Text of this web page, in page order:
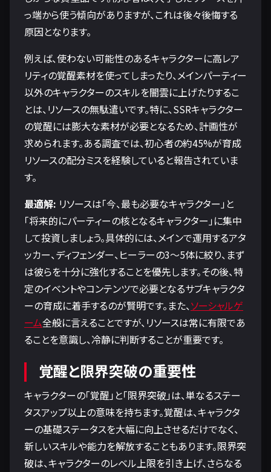
っ端から使う傾向がありますが、これは後々後悔する
原因となります。
例えば、使わない可能性のあるキャラクターに高レア
リティの覚醒素材を使ってしまったり、メインパーティー
以外のキャラクターのスキルを闇雲に上げたりするこ
とは、リソースの無駄遣いです。特に、SSRキャラクター
の覚醒には膨大な素材が必要となるため、計画性が
求められます。ある調査では、初心者の約45%が育成
リソースの配分ミスを経験していると報告されていま
す。
最適解: リソースは「今、最も必要なキャラクター」と
「将来的にパーティーの核となるキャラクター」に集中
して投資しましょう。具体的には、メインで運用するアタ
ッカー、ディフェンダー、ヒーラーの3～5体に絞り、まず
は彼らを十分に強化することを優先します。その後、特
定のイベントやコンテンツで必要となるサブキャラクタ
ーの育成に着手するのが賢明です。また、ソーシャルゲ
ーム全般に言えることですが、リソースは常に有限であ
ることを意識し、冷静に判断することが重要です。
覚醒と限界突破の重要性
キャラクターの「覚醒」と「限界突破」は、単なるステー
タスアップ以上の意味を持ちます。覚醒は、キャラクタ
ーの基礎ステータスを大幅に向上させるだけでなく、
新しいスキルや能力を解放することもあります。限界突
破は、キャラクターのレベル上限を引き上げ、さらなる